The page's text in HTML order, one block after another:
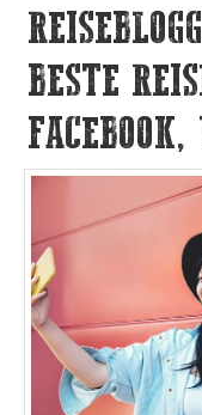
BESTE